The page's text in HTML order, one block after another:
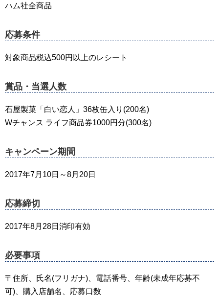
ハム社全商品
応募条件
対象商品税込500円以上のレシート
賞品・当選人数
石屋製菓「白い恋人」36枚缶入り(200名)
Wチャンス ライフ商品券1000円分(300名)
キャンペーン期間
2017年7月10日～8月20日
応募締切
2017年8月28日消印有効
必要事項
〒住所、氏名(フリガナ)、電話番号、年齢(未成年応募不
可)、購入店舗名、応募口数